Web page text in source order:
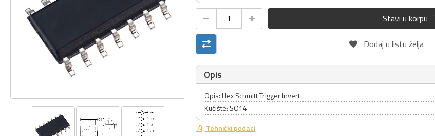
Stavi u korpu
Dodaj u listu želja
Opis
Opis: Hex Schmitt Trigger Invert
Kućište: SO14
Tehnički podaci